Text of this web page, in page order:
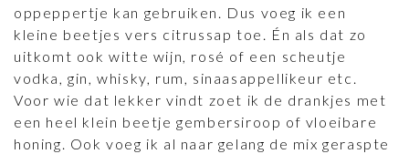
oppeppertje kan gebruiken. Dus voeg ik een
kleine beetjes vers citrussap toe. Én als dat zo
uitkomt ook witte wijn, rosé of een scheutje
vodka, gin, whisky, rum, sinaasappellikeur etc.
Voor wie dat lekker vindt zoet ik de drankjes met
een heel klein beetje gembersiroop of vloeibare
honing. Ook voeg ik al naar gelang de mix geraspte